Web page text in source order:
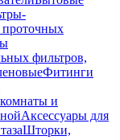
фильтров,
Фитинги
и
Аксессуары для
Шторки,